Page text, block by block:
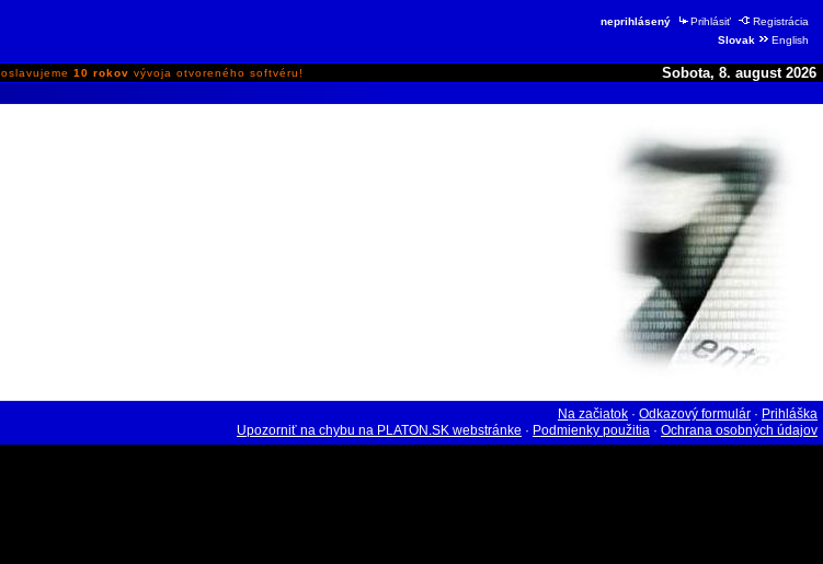
neprihlásený Prihlásiť
Registrácia
Slovak
English
oslavujeme 10 rokov vývoja otvoreného softvéru! Sobota, 8. august 2026
Na začiatok · Odkazový formulár · Prihláška
Upozorniť na chybu na PLATON.SK webstránke · Podmienky použitia · Ochrana osobných údajov